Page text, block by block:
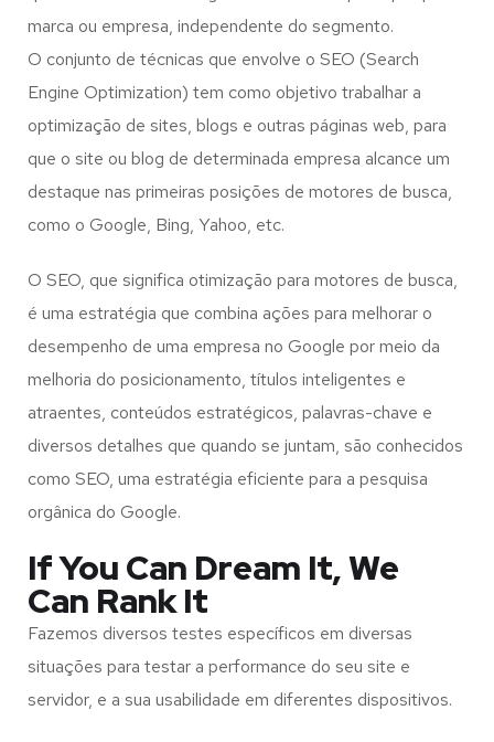
marca ou empresa, independente do segmento.
O conjunto de técnicas que envolve o SEO (Search
Engine Optimization) tem como objetivo trabalhar a
optimização de sites, blogs e outras páginas web, para
que o site ou blog de determinada empresa alcance um
destaque nas primeiras posições de motores de busca,
como o Google, Bing, Yahoo, etc.
O SEO, que significa otimização para motores de busca,
é uma estratégia que combina ações para melhorar o
desempenho de uma empresa no Google por meio da
melhoria do posicionamento, títulos inteligentes e
atraentes, conteúdos estratégicos, palavras-chave e
diversos detalhes que quando se juntam, são conhecidos
como SEO, uma estratégia eficiente para a pesquisa
orgânica do Google.
If You Can Dream It, We
Can Rank It
Fazemos diversos testes específicos em diversas
situações para testar a performance do seu site e
servidor, e a sua usabilidade em diferentes dispositivos.